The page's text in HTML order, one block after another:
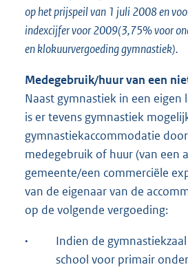
op het prijspeil van 1 juli 2008 en
indexcijfer voor 2009(3,75% voor
en klokuurvergoeding gymnastiek).
Medegebruik/huur van een
Naast gymnastiek in een eigen
is er tevens gymnastiek
gymnastiekaccommodatie
medegebruik of huur (van een
gemeente/een commerciële
van de eigenaar van de
op de volgende vergoeding:
·
Indien de
school voor primair